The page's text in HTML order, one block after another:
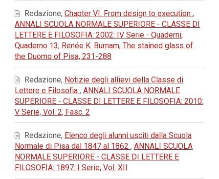
Redazione, Chapter VI. From design to execution ,
ANNALI SCUOLA NORMALE SUPERIORE - CLASSE DI
LETTERE E FILOSOFIA: 2002: IV Serie - Quaderni,
Quaderno 13, Renée K. Burnam, The stained glass of
the Duomo of Pisa, 231-288
Redazione, Notizie degli allievi della Classe di
Lettere e Filosofia , ANNALI SCUOLA NORMALE
SUPERIORE - CLASSE DI LETTERE E FILOSOFIA: 2010:
V Serie, Vol. 2, Fasc. 2
Redazione, Elenco degli alunni usciti dalla Scuola
Normale di Pisa dal 1847 al 1862 , ANNALI SCUOLA
NORMALE SUPERIORE - CLASSE DI LETTERE E
FILOSOFIA: 1897: I Serie, Vol. XII